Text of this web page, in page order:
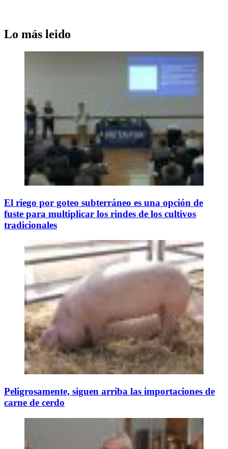
Lo más leido
El riego por goteo subterráneo es una opción de
fuste para multiplicar los rindes de los cultivos
tradicionales
Peligrosamente, siguen arriba las importaciones de
carne de cerdo